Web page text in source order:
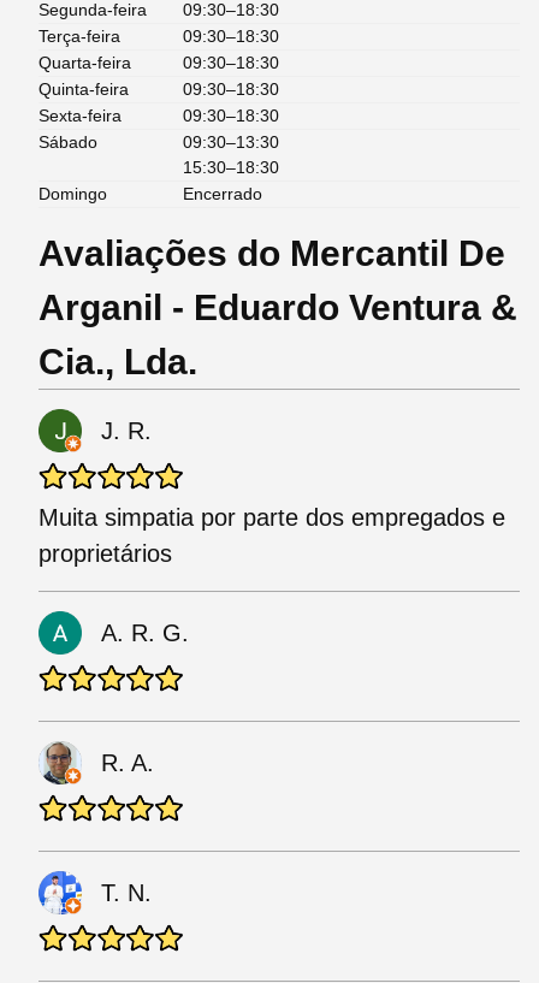
Segunda-feira
09:30–18:30
Terça-feira
09:30–18:30
Quarta-feira
09:30–18:30
Quinta-feira
09:30–18:30
Sexta-feira
09:30–18:30
Sábado
09:30–13:30
15:30–18:30
Domingo
Encerrado
Avaliações do Mercantil De
Arganil - Eduardo Ventura &
Cia., Lda.
J. R.
Muita simpatia por parte dos empregados e
proprietários
A. R. G.
R. A.
T. N.